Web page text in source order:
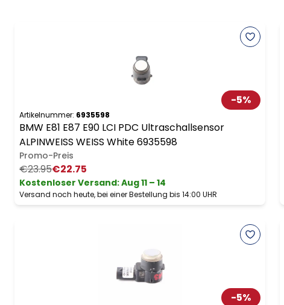
-5%
Artikelnummer: 6935598
BMW E81 E87 E90 LCI PDC Ultraschallsensor
ALPINWEISS WEISS White 6935598
Promo-Preis
€23.95€22.75
Kostenloser Versand:Aug 11 – 14
Versand noch heute, bei einer Bestellung bis 14:00 UHR
-5%